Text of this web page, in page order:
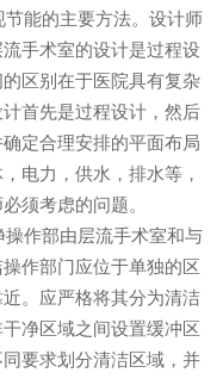
能的主要方法。设计师
手术室的设计是过程设
区别在于医院具有复杂
首先是过程设计，然后
定合理安排的平面布局
电力，供水，排水等，
须考虑的问题。
作部由层流手术室和与
作部门应位于单独的区
。应严格将其分为清洁
净区域之间设置缓冲区
要求划分清洁区域，并